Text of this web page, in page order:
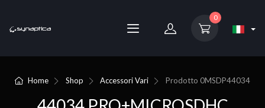
0
Home Shop Accessori Vari Prodotto 0MSDP44034